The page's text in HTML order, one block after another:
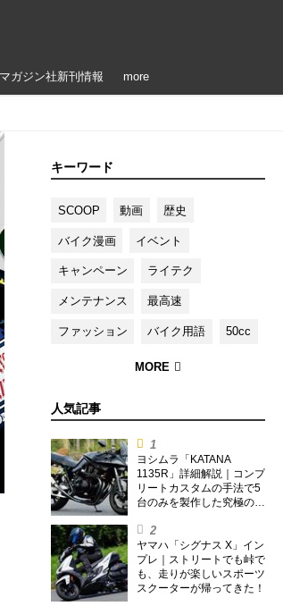
ガジン社新刊情報 more
キーワード
SCOOP 動画 歴史
バイク漫画 イベント
キャンペーン ライテク
メンテナンス 最高速
ファッション バイク用語 50cc
人気記事
ヨシムラ「KATANA
1135R」詳細解説｜コンプ
リートカスタムの手法で5
台のみを製作した究極の銘
ヤマハ「シグナス X」イン
プレ｜ストリートでも峠で
も、走りが楽しいスポーツ
スクーターが帰ってきた！